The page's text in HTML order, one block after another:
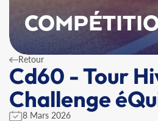
Retour
Cd60 - Tour
Challenge
8 Mars 2026